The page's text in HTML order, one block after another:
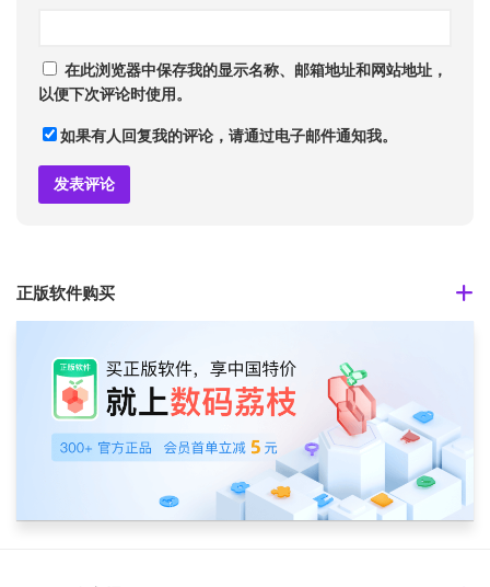
在此浏览器中保存我的显示名称、邮箱地址和网站地址，
以便下次评论时使用。
如果有人回复我的评论，请通过电子邮件通知我。
正版软件购买